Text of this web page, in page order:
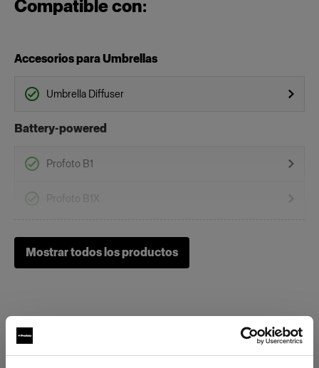
Compatible con:
Accesorios para Umbrellas
Umbrella Diffuser
Battery-powered
Profoto B1
Profoto B1X
Profoto B10
Mostrar todos los productos